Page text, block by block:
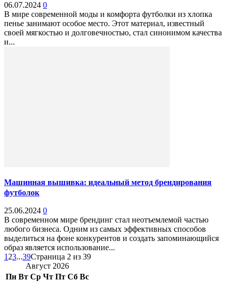
06.07.2024 0
В мире современной моды и комфорта футболки из хлопка
пенье занимают особое место. Этот материал, известный
своей мягкостью и долговечностью, стал синонимом качества
и...
Машинная вышивка: идеальный метод брендирования
футболок
25.06.2024 0
В современном мире брендинг стал неотъемлемой частью
любого бизнеса. Одним из самых эффективных способов
выделиться на фоне конкурентов и создать запоминающийся
образ является использование...
1 23...39Страница 2 из 39
Август 2026
Пн Вт Ср Чт Пт Сб Вс